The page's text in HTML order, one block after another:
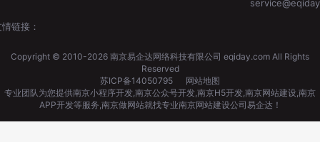
链接：
Copyright © 2010-2026 南京易企达网络科技有限公司 eqiday.com All Rights
Reserved
苏ICP备14050795
网站地图
专业团队为您提供南京小程序开发,南京公众号开发,南京H5开发,南京网站建设,南京
APP开发等服务,南京做网站就找专业南京网站建设公司易企达！